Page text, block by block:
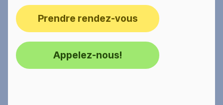
Prendre rendez-vous
Appelez-nous!